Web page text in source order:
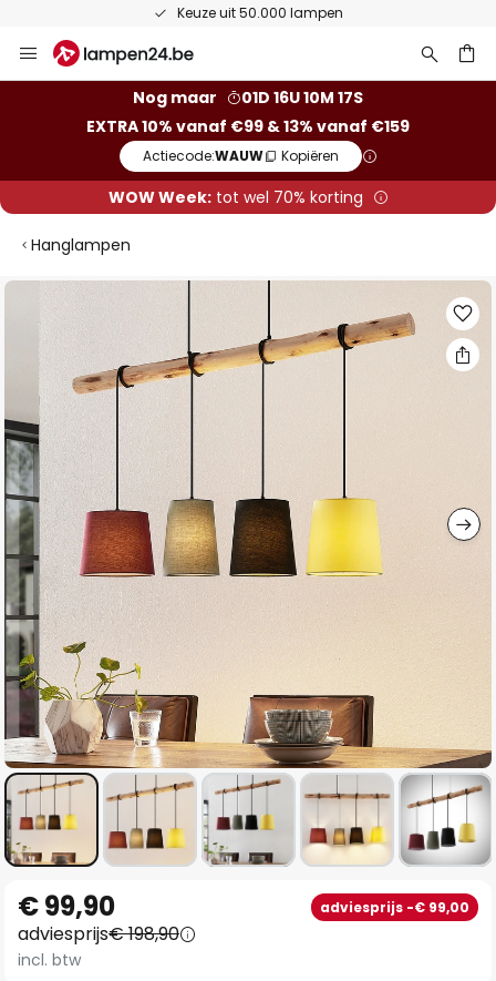
Keuze uit 50.000 lampen
naar
Nog maar
01D 16U 10M 17S
EXTRA 10% vanaf €99 & 13% vanaf €159
Actiecode:WAUW Kopiëren
WOW Week:tot wel 70% korting
Hanglampen
Ga
naar
einde
de
afbeeldingen-
gallerij
naar
het
begin
€ 99,90 adviesprijs -€ 99,00
adviesprijs€ 198,90
incl. btw